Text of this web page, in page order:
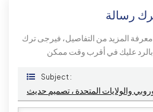
رسالة
معرفة المزيد من التفاصيل، فيرجى ترك
Subject :